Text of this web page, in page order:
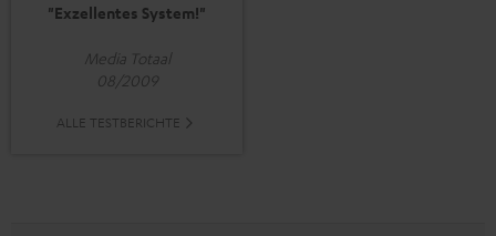
"Exzellentes System!"
Media Totaal
08/2009
ALLE TESTBERICHTE